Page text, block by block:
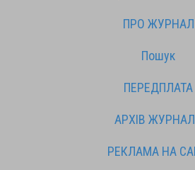
ПРО ЖУРНАЛ
Пошук
ПЕРЕДПЛАТА
АРХІВ
РЕКЛАМА НА